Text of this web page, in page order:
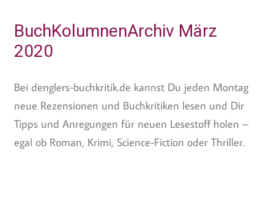
BuchKolumnenArchiv März
2020
Bei denglers-buchkritik.de kannst Du jeden Montag
neue Rezensionen und Buchkritiken lesen und Dir
Tipps und Anregungen für neuen Lesestoff holen –
egal ob Roman, Krimi, Science-Fiction oder Thriller.